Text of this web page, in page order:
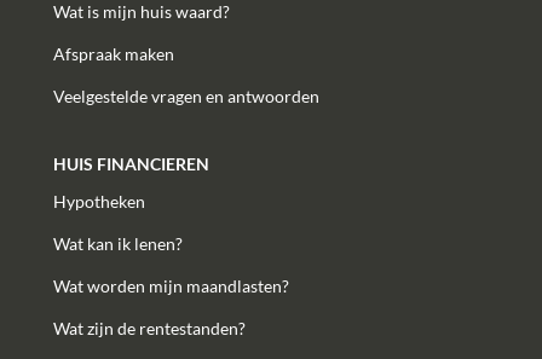
Wat is mijn huis waard?
Afspraak maken
Veelgestelde vragen en antwoorden
HUIS FINANCIEREN
Hypotheken
Wat kan ik lenen?
Wat worden mijn maandlasten?
Wat zijn de rentestanden?